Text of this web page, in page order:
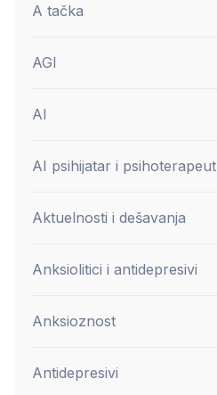
A tačka
AGI
AI
AI psihijatar i psihoterapeut
Aktuelnosti i dešavanja
Anksiolitici i antidepresivi
Anksioznost
Antidepresivi